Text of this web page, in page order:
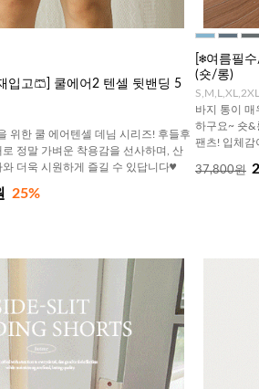
입고🩳] 쿨에어2 텐셀 뒷밴딩 5
위한 쿨 에어텐셀 데님 시리즈! 후들후
정말 가벼운 착용감을 선사하며, 산
더욱 시원하게 즐길 수 있답니다♥
25%
[❄️여름필
(숏/롱)
바지 통이 매
하구요~ 숏&
팬츠! 입체감
37,800원